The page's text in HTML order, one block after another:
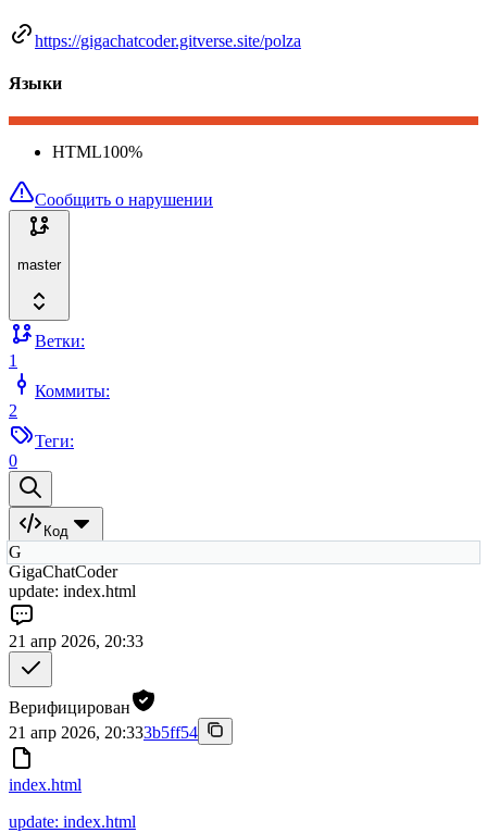
https://gigachatcoder.gitverse.site/polza
Языки
HTML100%
Сообщить о нарушении
master
Ветки:
1
Коммиты:
2
Теги:
0
Код
G
GigaChatCoder
update: index.html
21 апр 2026, 20:33
Верифицирован
21 апр 2026, 20:333b5ff54
index.html
update: index.html